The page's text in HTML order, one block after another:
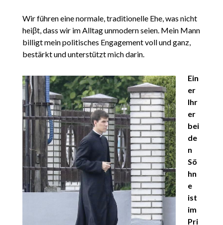
Wir führen eine normale, traditionelle Ehe, was nicht
heiβt, dass wir im Alltag unmodern seien. Mein Mann
billigt mein politisches Engagement voll und ganz,
bestärkt und unterstützt mich darin.
Ein
er
Ihr
er
bei
de
n
Sö
hn
e
ist
im
Pri